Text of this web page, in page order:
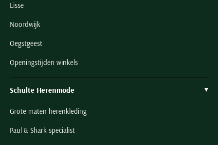
Lisse
Noordwijk
Oegstgeest
Openingstijden winkels
Schulte Herenmode
Grote maten herenkleding
Paul & Shark specialist